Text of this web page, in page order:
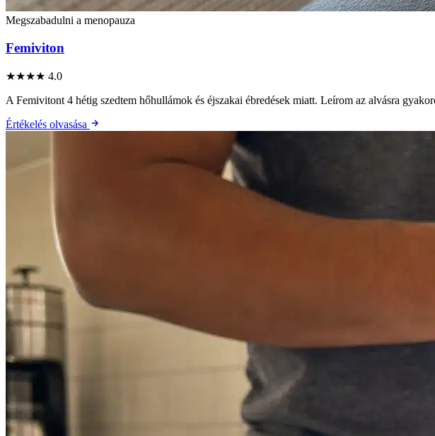
Megszabadulni a menopauza
Femiviton
★★★★ 4.0
A Femivitont 4 hétig szedtem hőhullámok és éjszakai ébredések miatt. Leírom az alvásra
Értékelés olvasása